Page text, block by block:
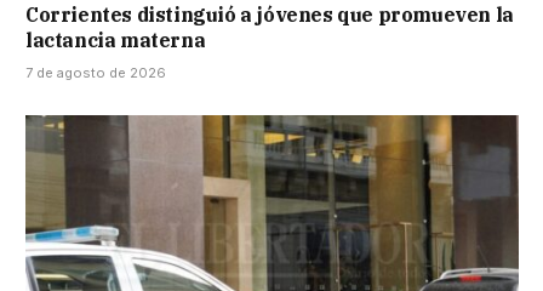
Corrientes distinguió a jóvenes que promueven la
lactancia materna
7 de agosto de 2026